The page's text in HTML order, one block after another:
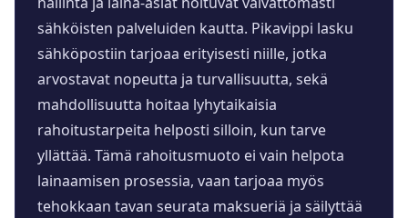
sähköisten palveluiden kautta. Pikavippi lasku
sähköpostiin tarjoaa erityisesti niille, jotka
arvostavat nopeutta ja turvallisuutta, sekä
mahdollisuutta hoitaa lyhytaikaisia
rahoitustarpeita helposti silloin, kun tarve
yllättää. Tämä rahoitusmuoto ei vain helpota
lainaamisen prosessia, vaan tarjoaa myös
tehokkaan tavan seurata maksueriä ja säilyttää